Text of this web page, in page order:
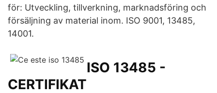
för: Utveckling, tillverkning, marknadsföring och
försäljning av material inom. ISO 9001, 13485,
14001.
ISO 13485 -
CERTIFIKAT